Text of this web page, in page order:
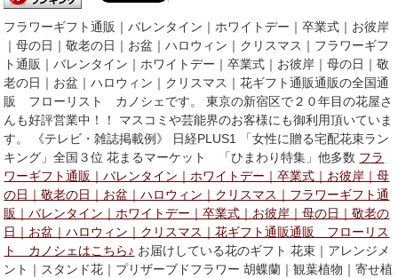
フラワーギフト通販｜バレンタイン｜ホワイトデー｜卒業式｜お彼岸
｜母の日｜敬老の日｜お盆｜ハロウィン｜クリスマス｜フラワーギフ
ト通販｜バレンタイン｜ホワイトデー｜卒業式｜お彼岸｜母の日｜敬
老の日｜お盆｜ハロウィン｜クリスマス｜花ギフト通販通販の全国通
販 フローリスト カノシェです。 東京の新宿区で２０年目の花屋さ
んも好評営業中！！ マスコミや芸能界のお客様にも御利用頂いていま
す。 《テレビ・雑誌掲載例》 日経PLUS1 「女性に贈る宅配花束ラン
キング」全国３位 花まるマーケット 「ひまわり特集」他多数 フラ
ワーギフト通販｜バレンタイン｜ホワイトデー｜卒業式｜お彼岸｜母
の日｜敬老の日｜お盆｜ハロウィン｜クリスマス｜フラワーギフト通
販｜バレンタイン｜ホワイトデー｜卒業式｜お彼岸｜母の日｜敬老の
日｜お盆｜ハロウィン｜クリスマス｜花ギフト通販通販 フローリス
ト カノシェはこちら♪ お届けしている花のギフト 花束｜アレンジメ
ント｜スタンド花｜プリザーブドフラワー 胡蝶蘭｜観葉植物｜寄せ植